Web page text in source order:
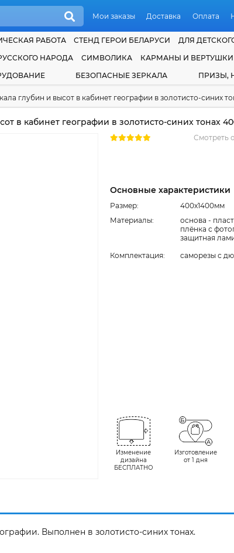
Мои заказы Доставка Оплата
РАБОТА СТЕНД ГЕРОИ БЕЛАРУСИ ДЛЯ
НАРОДА СИМВОЛИКА КАРМАНЫ И ВЕРТУШКИ
БЕЗОПАСНЫЕ ЗЕРКАЛА ПРИЗЫ,
глубин и высот в кабинет географии в золотисто-синих
в кабинет географии в золотисто-синих тонах
Смотреть
Основные характеристики
Размер:
400x1400мм
Материалы:
основа -
плёнка с
защитная
Комплектация:
cаморезы с
Изменение
дизайна
БЕСПЛАТНО
Изготовление
от 1 дня
Выполнен в золотисто-синих тонах.